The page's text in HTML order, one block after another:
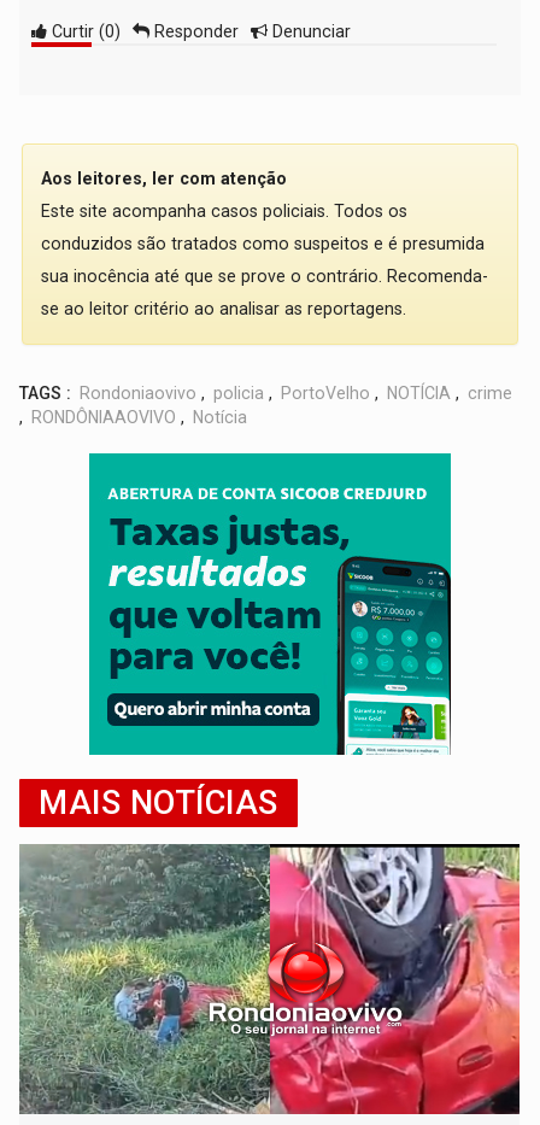
Curtir (0) Responder Denunciar
Aos leitores, ler com atenção
Este site acompanha casos policiais. Todos os
conduzidos são tratados como suspeitos e é presumida
sua inocência até que se prove o contrário. Recomenda-
se ao leitor critério ao analisar as reportagens.
TAGS : Rondoniaovivo , policia , PortoVelho , NOTÍCIA , crime
,
RONDÔNIAAOVIVO , Notícia
MAIS NOTÍCIAS